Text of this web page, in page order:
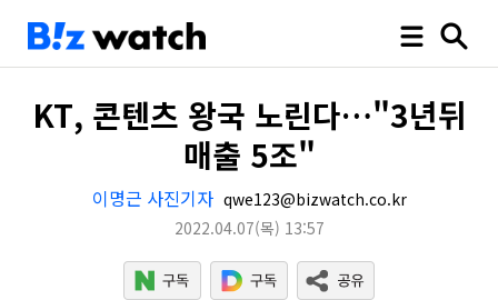
KT, 콘텐츠 왕국 노린다…"3년뒤
매출 5조"
이명근 사진기자 qwe123@bizwatch.co.kr
2022.04.07(목) 13:57